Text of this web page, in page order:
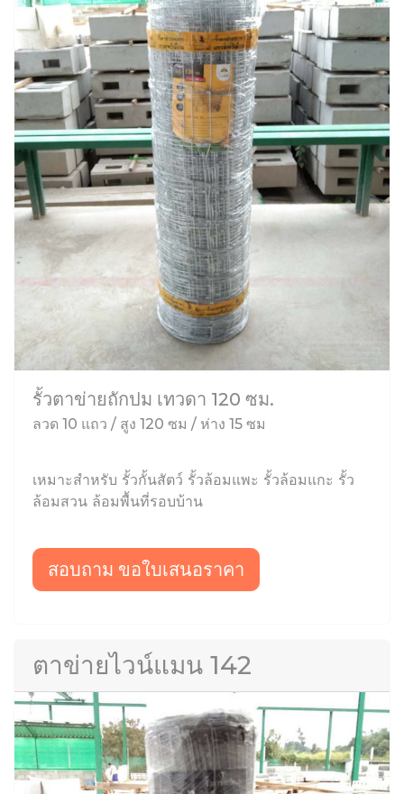
รั้วตาข่ายถักปม เทวดา 120 ซม.
ลวด 10 แถว / สูง 120 ซม / ห่าง 15 ซม
เหมาะสำหรับ รั้วกั้นสัตว์ รั้วล้อมแพะ รั้วล้อมแกะ รั้ว
ล้อมสวน ล้อมพื้นที่รอบบ้าน
สอบถาม ขอใบเสนอราคา
ตาข่ายไวน์แมน 142